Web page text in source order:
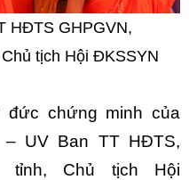
HĐTS GHPGVN,
tịch Hội ĐKSSYN
đức chứng minh của
UV Ban TT HĐTS,
tỉnh, Chủ tịch Hội